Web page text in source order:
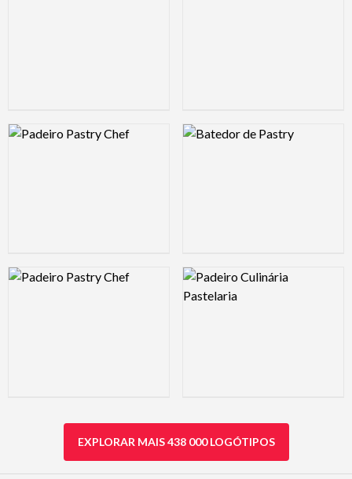
Logo Preview Image Logo Preview Image
Logo Preview Image Logo Preview Image
EXPLORAR MAIS 438 000 LOGÓTIPOS